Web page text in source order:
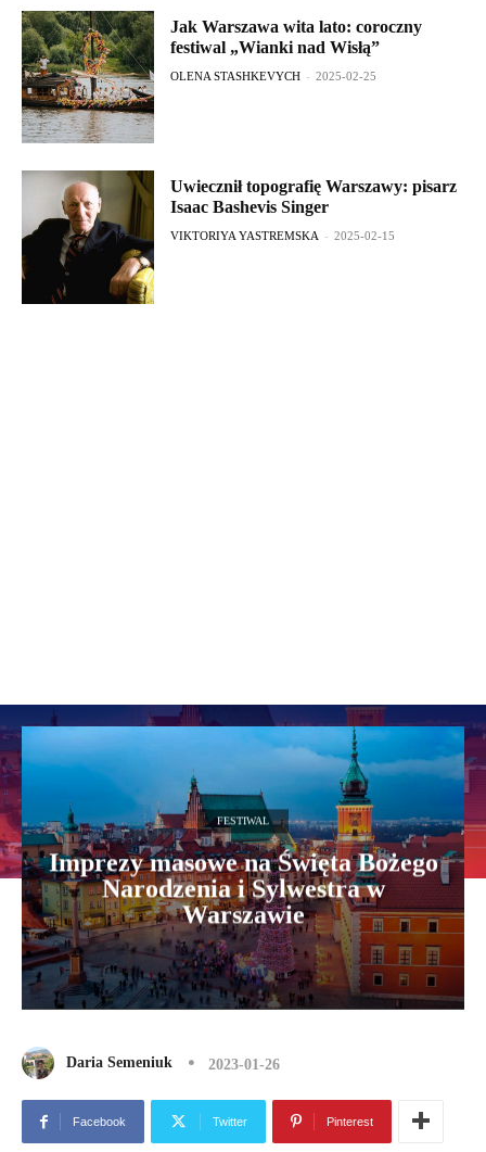
Jak Warszawa wita lato: coroczny
festiwal „Wianki nad Wisłą”
OLENA STASHKEVYCH - 2025-02-25
Uwiecznił topografię Warszawy: pisarz
Isaac Bashevis Singer
VIKTORIYA YASTREMSKA - 2025-02-15